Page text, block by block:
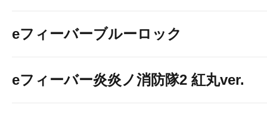
eフィーバーブルーロック
eフィーバー炎炎ノ消防隊2 紅丸ver.